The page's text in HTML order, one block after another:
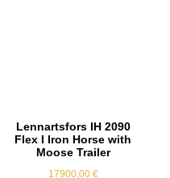
Lennartsfors IH 2090
Flex I Iron Horse with
Moose Trailer
17900,00 €